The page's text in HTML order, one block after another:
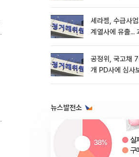
세라젬, 수급사
계열사에 유출...
공정위, 국고채
개 PD사에 심사
뉴스발전소